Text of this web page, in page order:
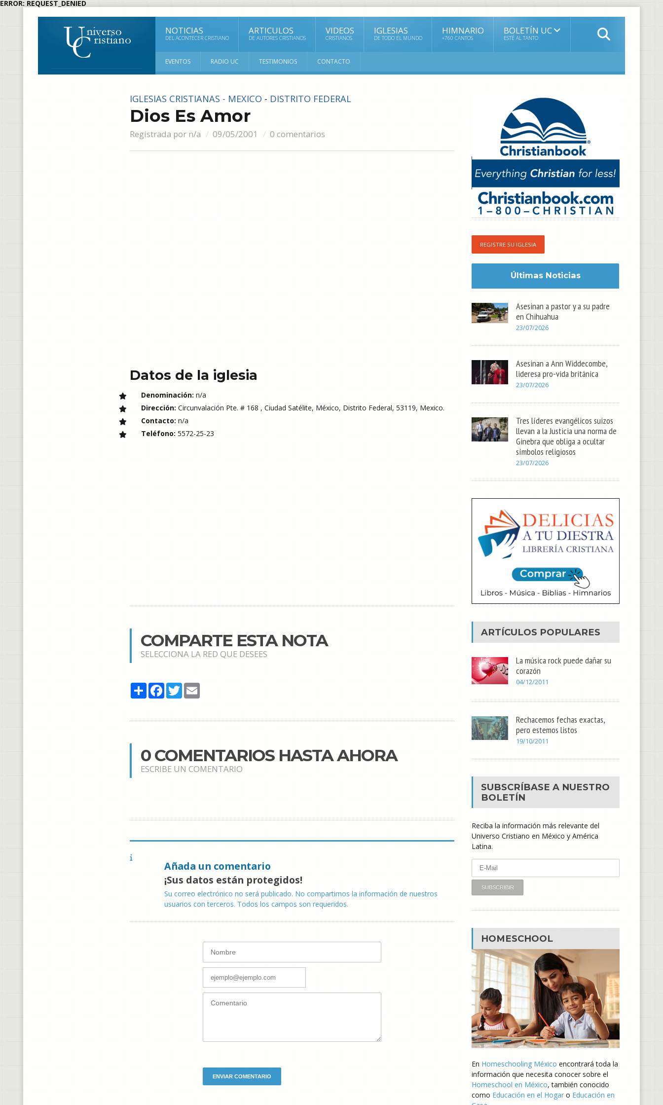
ERROR: REQUEST_DENIED
NOTICIAS
DEL ACONTECER CRISTIANO
ARTICULOS
DE AUTORES CRISTIANOS
VIDEOS
CRISTIANOS
IGLESIAS
DE TODO EL MUNDO
HIMNARIO
+760 CANTOS
BOLETÍN UC
ESTÉ AL TANTO
EVENTOS RADIO UC TESTIMONIOS CONTACTO
IGLESIAS CRISTIANAS - MEXICO - DISTRITO FEDERAL
Dios Es Amor
Registrada por n/a 09/05/2001 0 comentarios
Datos de la iglesia
Denominación: n/a
Dirección: Circunvalación Pte. # 168 , Ciudad Satélite, México, Distrito Federal, 53119, Mexico.
Contacto: n/a
Teléfono: 5572-25-23
COMPARTE ESTA NOTA
SELECCIONA LA RED QUE DESEES
ShareFacebook
TwitterEmail
0 COMENTARIOS HASTA AHORA
ESCRIBE UN COMENTARIO
Añada un comentario
¡Sus datos están protegidos!
Su correo electrónico no será publicado. No compartimos la información de nuestros
usuarios con terceros. Todos los campos son requeridos.
REGISTRE SU IGLESIA
Últimas Noticias
Asesinan a pastor y a su padre
en Chihuahua
23/07/2026
Asesinan a Ann Widdecombe,
lideresa pro-vida británica
23/07/2026
Tres líderes evangélicos suizos
llevan a la Justicia una norma de
Ginebra que obliga a ocultar
símbolos religiosos
23/07/2026
ARTÍCULOS POPULARES
La música rock puede dañar su
corazón
04/12/2011
Rechacemos fechas exactas,
pero estemos listos
19/10/2011
SUBSCRÍBASE A NUESTRO
BOLETÍN
Reciba la información más relevante del
Universo Cristiano en México y América
Latina.
HOMESCHOOL
En Homeschooling México encontrará toda la
información que necesita conocer sobre el
Homeschool en México, también conocido
como Educación en el Hogar o Educación en